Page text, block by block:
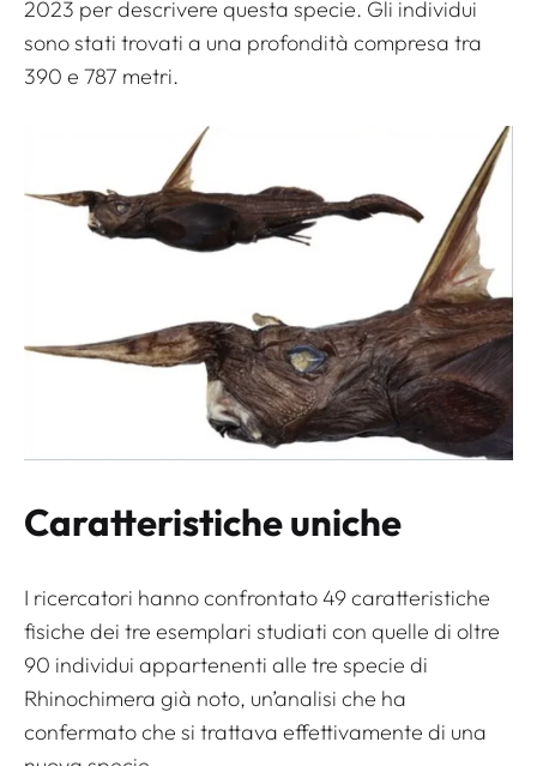
2023 per descrivere questa specie. Gli individui
sono stati trovati a una profondità compresa tra
390 e 787 metri.
Caratteristiche uniche
I ricercatori hanno confrontato 49 caratteristiche
fisiche dei tre esemplari studiati con quelle di oltre
90 individui appartenenti alle tre specie di
Rhinochimera già noto, un’analisi che ha
confermato che si trattava effettivamente di una